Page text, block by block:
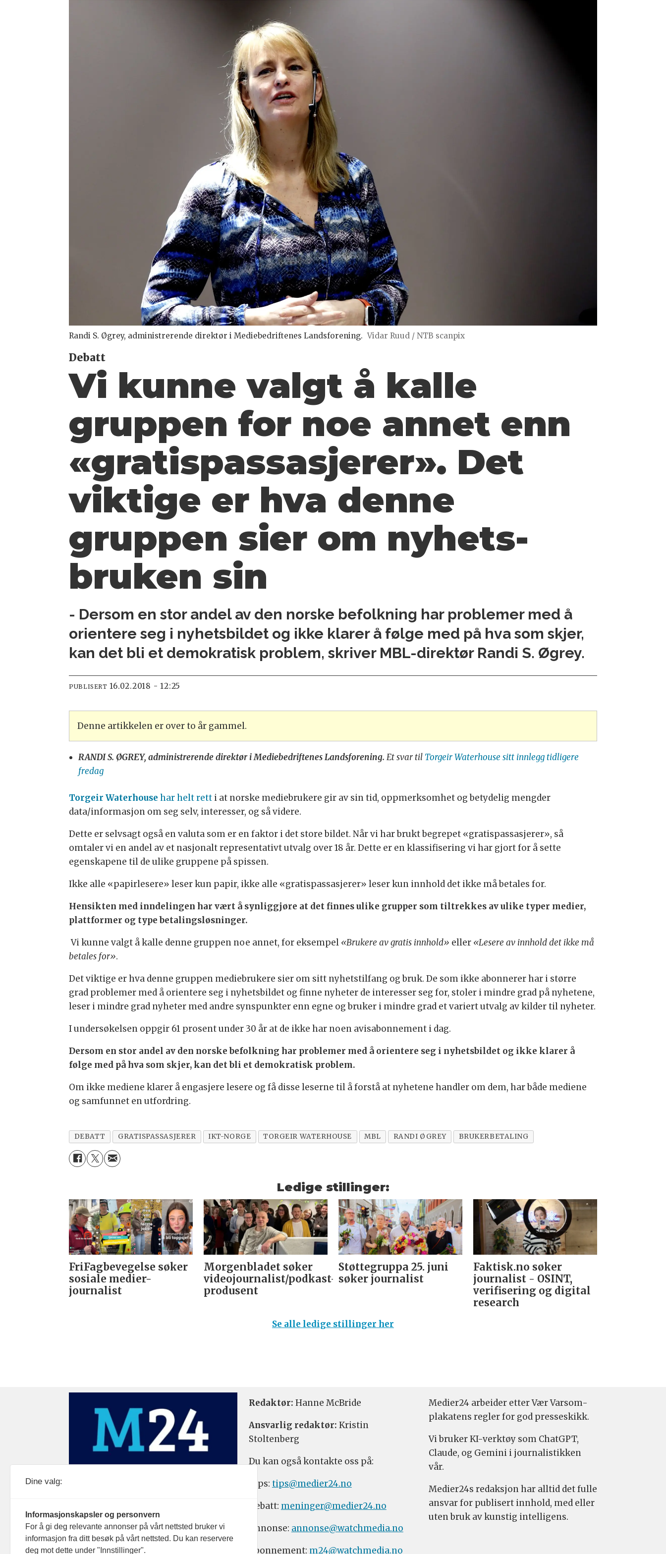
Randi S. Øgrey, administrerende direktør i Mediebedriftenes Landsforening. Vidar Ruud / NTB scanpix
Debatt
Vi kunne valgt å kalle
gruppen for noe annet enn
«gratis­passasjerer». Det
viktige er hva denne
gruppen sier om nyhets­
bruken sin
- Dersom en stor andel av den norske befolkning har problemer med å
orientere seg i nyhetsbildet og ikke klarer å følge med på hva som skjer,
kan det bli et demokratisk problem, skriver MBL-direktør Randi S. Øgrey.
PUBLISERT 16.02.2018 - 12:25
Denne artikkelen er over to år gammel.
RANDI S. ØGREY, administrerende direktør i Mediebedriftenes Landsforening.Et svar til Torgeir Waterhouse sitt innlegg tidligere
fredag
Torgeir Waterhouse har helt rett i at norske mediebrukere gir av sin tid, oppmerksomhet og betydelig mengder
data/informasjon om seg selv, interesser, og så videre.
Dette er selvsagt også en valuta som er en faktor i det store bildet. Når vi har brukt begrepet «gratispassasjerer», så
omtaler vi en andel av et nasjonalt representativt utvalg over 18 år. Dette er en klassifisering vi har gjort for å sette
egenskapene til de ulike gruppene på spissen.
Ikke alle «papirlesere» leser kun papir, ikke alle «gratispassasjerer» leser kun innhold det ikke må betales for.
Hensikten med inndelingen har vært å synliggjøre at det finnes ulike grupper som tiltrekkes av ulike typer medier,
plattformer og type betalingsløsninger.
Vi kunne valgt å kalle denne gruppen noe annet, for eksempel «Brukere av gratis innhold» eller «Lesere av innhold det ikke må
betales for».
Det viktige er hva denne gruppen mediebrukere sier om sitt nyhetstilfang og bruk. De som ikke abonnerer har i større
grad problemer med å orientere seg i nyhetsbildet og finne nyheter de interesser seg for, stoler i mindre grad på nyhetene,
leser i mindre grad nyheter med andre synspunkter enn egne og bruker i mindre grad et variert utvalg av kilder til nyheter.
I undersøkelsen oppgir 61 prosent under 30 år at de ikke har noen avisabonnement i dag.
Dersom en stor andel av den norske befolkning har problemer med å orientere seg i nyhetsbildet og ikke klarer å
følge med på hva som skjer, kan det bli et demokratisk problem.
Om ikke mediene klarer å engasjere lesere og få disse leserne til å forstå at nyhetene handler om dem, har både mediene
og samfunnet en utfordring.
DEBATT GRATISPASSASJERER IKT-NORGE TORGEIR WATERHOUSE MBL RANDI ØGREY BRUKERBETALING
Ledige stillinger:
FriFagbevegelse søker
sosiale medier-
journalist
Morgenbladet søker
videojournalist/podkast-
produsent
Støttegruppa 25. juni
søker journalist
Faktisk.no søker
journalist - OSINT,
verifisering og digital
research­
Se alle ledige stillinger her
Redaktør: Hanne McBride
Ansvarlig redaktør: Kristin
Stoltenberg
Du kan også kontakte oss på:
Tips: tips@medier24.no
Debatt: meninger@medier24.no
Annonse: annonse@watchmedia.no
Abonnement: m24@watchmedia.no
Medier24 arbeider etter Vær Varsom-
plakatens regler for god presseskikk.
Vi bruker KI-verktøy som ChatGPT,
Claude, og Gemini i journalistikken
vår.
Medier24s redaksjon har alltid det fulle
ansvar for publisert innhold, med eller
uten bruk av kunstig intelligens.
Dine valg:
Informasjonskapsler og personvern
For å gi deg relevante annonser på vårt nettsted bruker vi
informasjon fra ditt besøk på vårt nettsted. Du kan reservere
deg mot dette under "Innstillinger".